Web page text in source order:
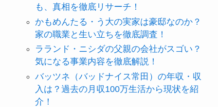
も、真相を徹底リサーチ！
かもめんたる・う大の実家は豪邸なのか？
家の職業と生い立ちを徹底調査！
ラランド・ニシダの父親の会社がスゴい？
気になる事業内容を徹底解説！
バッツネ（バッドナイス常田）の年収・収
入は？過去の月収100万生活から現状を紹
介！